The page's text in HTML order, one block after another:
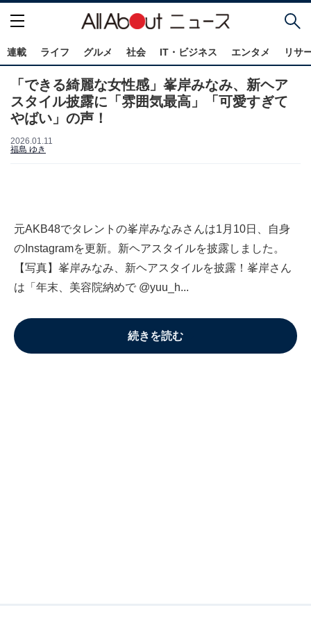
連載 ライフ グルメ 社会 IT・ビジネス エンタメ リサ
「できる綺麗な女性感」峯岸みなみ、新ヘア
スタイル披露に「雰囲気最高」「可愛すぎて
やばい」の声！
2026.01.11
福島 ゆき
元AKB48でタレントの峯岸みなみさんは1月10日、自身
のInstagramを更新。新ヘアスタイルを披露しました。
【写真】峯岸みなみ、新ヘアスタイルを披露！峯岸さん
は「年末、美容院納めで @yuu_h...
続きを読む